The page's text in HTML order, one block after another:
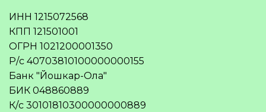
ИНН 1215072568
КПП 121501001
ОГРН 1021200001350
Р/с 40703810100000000155
Банк "Йошкар-Ола"
БИК 048860889
К/с 30101810300000000889